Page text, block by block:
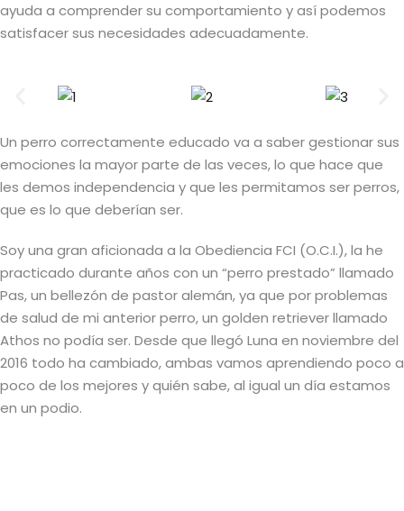
Terapias
ayuda a comprender su comportamiento y así podemos
satisfacer sus necesidades adecuadamente.
Un perro correctamente educado va a saber gestionar sus
emociones la mayor parte de las veces, lo que hace que
les demos independencia y que les permitamos ser perros,
que es lo que deberían ser.
Soy una gran aficionada a la Obediencia FCI (O.C.I.), la he
practicado durante años con un “perro prestado” llamado
Pas, un bellezón de pastor alemán, ya que por problemas
de salud de mi anterior perro, un golden retriever llamado
Athos no podía ser. Desde que llegó Luna en noviembre del
2016 todo ha cambiado, ambas vamos aprendiendo poco a
poco de los mejores y quién sabe, al igual un día estamos
en un podio.